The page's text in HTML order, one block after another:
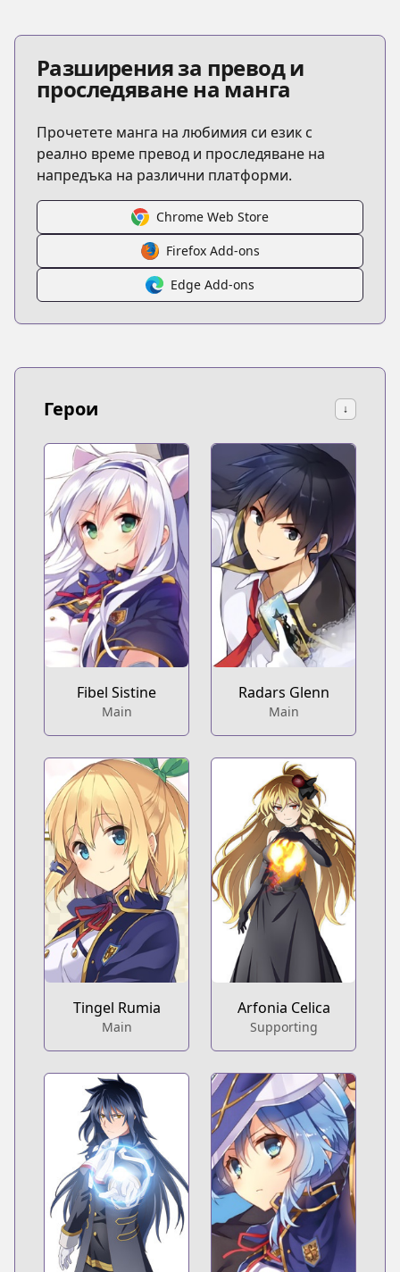
Разширения за превод и
проследяване на манга
Прочетете манга на любимия си език с
реално време превод и проследяване на
напредъка на различни платформи.
Chrome Web Store
Firefox Add-ons
Edge Add-ons
Герои ↓
Fibel Sistine
Main
Radars Glenn
Main
Tingel Rumia
Main
Arfonia Celica
Supporting